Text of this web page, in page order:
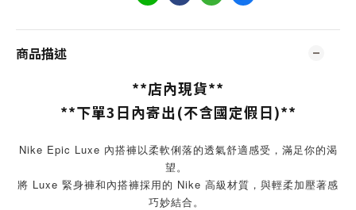
商品描述
**店內現貨**
**下單3日內寄出(不含國定假日)**
Nike Epic Luxe 內搭褲以柔軟俐落的透氣舒適感受，滿足你的渴
望。
將 Luxe 緊身褲和內搭褲採用的 Nike 高級材質，與輕柔加壓著感
巧妙結合。